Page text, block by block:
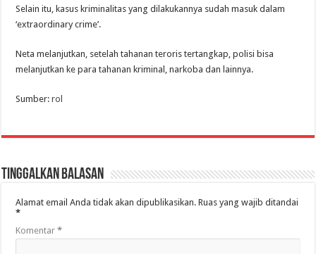
Selain itu, kasus kriminalitas yang dilakukannya sudah masuk dalam
‘extraordinary crime’.
Neta melanjutkan, setelah tahanan teroris tertangkap, polisi bisa
melanjutkan ke para tahanan kriminal, narkoba dan lainnya.
Sumber: rol
Tinggalkan Balasan
Alamat email Anda tidak akan dipublikasikan. Ruas yang wajib ditandai
*
Komentar*